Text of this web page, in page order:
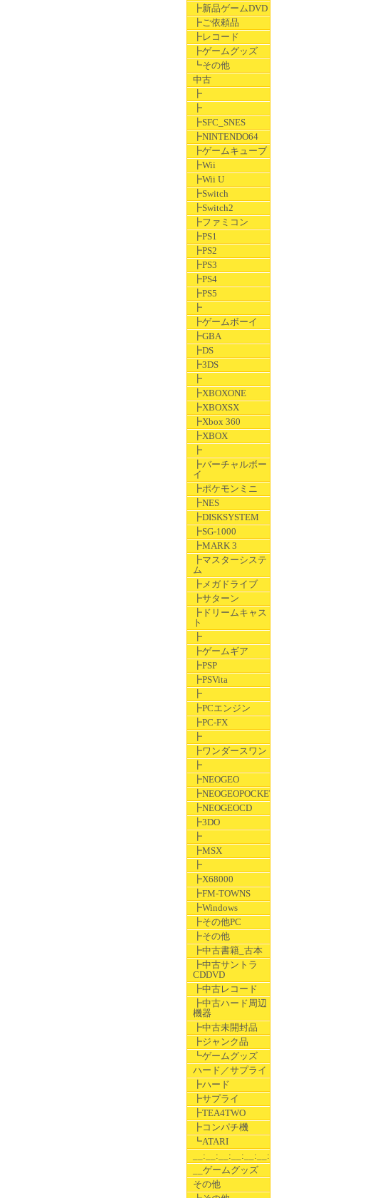
┣新品ゲームDVD
┣ご依頼品
┣レコード
┣ゲームグッズ
┗その他
中古
┣
┣
┣SFC_SNES
┣NINTENDO64
┣ゲームキューブ
┣Wii
┣Wii U
┣Switch
┣Switch2
┣ファミコン
┣PS1
┣PS2
┣PS3
┣PS4
┣PS5
┣
┣ゲームボーイ
┣GBA
┣DS
┣3DS
┣
┣XBOXONE
┣XBOXSX
┣Xbox 360
┣XBOX
┣
┣バーチャルボー
イ
┣ポケモンミニ
┣NES
┣DISKSYSTEM
┣SG-1000
┣MARK 3
┣マスターシステ
ム
┣メガドライブ
┣サターン
┣ドリームキャス
ト
┣
┣ゲームギア
┣PSP
┣PSVita
┣
┣PCエンジン
┣PC-FX
┣
┣ワンダースワン
┣
┣NEOGEO
┣NEOGEOPOCKET
┣NEOGEOCD
┣3DO
┣
┣MSX
┣
┣X68000
┣FM-TOWNS
┣Windows
┣その他PC
┣その他
┣中古書籍_古本
┣中古サントラ
CDDVD
┣中古レコード
┣中古ハード周辺
機器
┣中古未開封品
┣ジャンク品
┗ゲームグッズ
ハード／サプライ
┣ハード
┣サプライ
┣TEA4TWO
┣コンパチ機
┗ATARI
__:__:__:__:__:__:__
__ゲームグッズ
その他